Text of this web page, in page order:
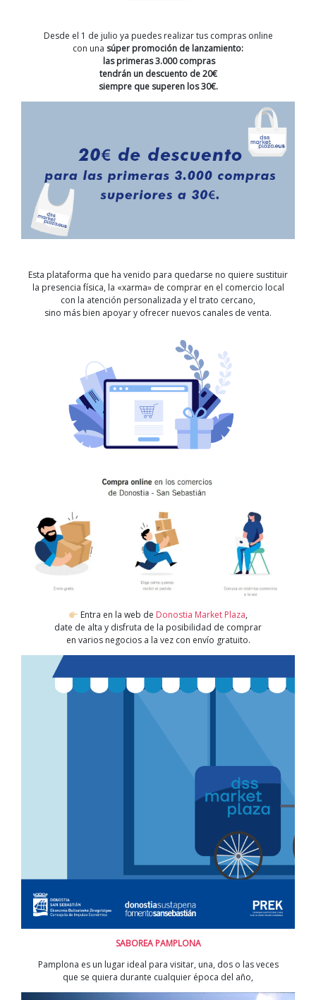
Desde el 1 de julio ya puedes realizar tus compras online
con una súper promoción de lanzamiento:
las primeras 3.000 compras
tendrán un descuento de 20€
siempre que superen los 30€.
Esta plataforma que ha venido para quedarse no quiere sustituir
la presencia física, la «xarma» de comprar en el comercio local
con la atención personalizada y el trato cercano,
sino más bien apoyar y ofrecer nuevos canales de venta.
Entra en la web de Donostia Market Plaza,
date de alta y disfruta de la posibilidad de comprar
en varios negocios a la vez con envío gratuito.
SABOREA PAMPLONA
Pamplona es un lugar ideal para visitar, una, dos o las veces
que se quiera durante cualquier época del año,